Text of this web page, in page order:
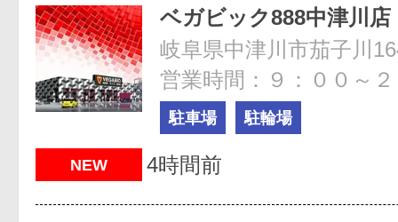
ベガビック888中津川店
岐阜県中津川市茄子川
営業時間：９：００～
駐車場 駐輪場
NEW 4時間前